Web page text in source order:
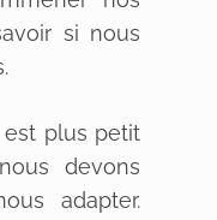
si nous
est plus petit
devons
adapter.